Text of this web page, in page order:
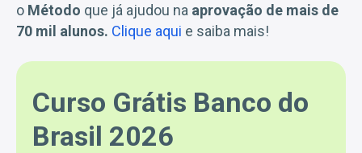
o Método que já ajudou na aprovação de mais de
70 mil alunos. Clique aqui e saiba mais!
Curso Grátis Banco do
Brasil 2026